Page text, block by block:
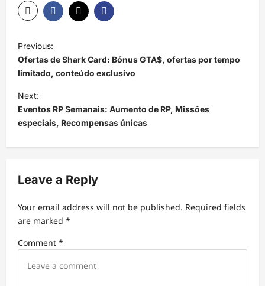
o
s
t
n
a
v
g
a
t
i
Previous:
Ofertas de Shark Card: Bónus GTA$, ofertas por tempo
limitado, conteúdo exclusivo
Next:
Eventos RP Semanais: Aumento de RP, Missões
especiais, Recompensas únicas
Leave a Reply
Your email address will not be published. Required fields
are marked *
Comment *